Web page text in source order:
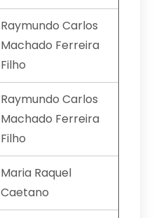
Raymundo Carlos
Machado Ferreira
Filho
Raymundo Carlos
Machado Ferreira
Filho
Maria Raquel
Caetano